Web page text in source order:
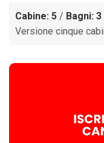
Cabine: 5 / Bagni: 3
Versione cinque